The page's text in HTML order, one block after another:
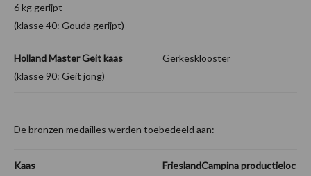
6 kg gerijpt
(klasse 40: Gouda gerijpt)
Holland Master Geit kaas
(klasse 90: Geit jong)
Gerkesklooster
De bronzen medailles werden toebedeeld aan:
Kaas
FrieslandCampina productieloc